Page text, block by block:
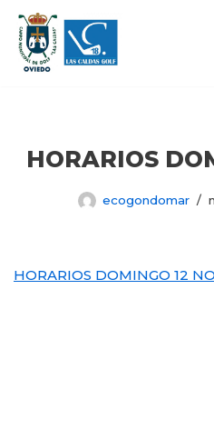
Saltar
al
HORARIOS
ecogondomar
HORARIOS DOMINGO 12